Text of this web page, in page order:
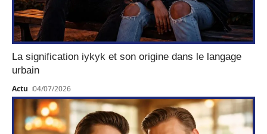
La signification iykyk et son origine dans le langage
urbain
Actu 04/07/2026